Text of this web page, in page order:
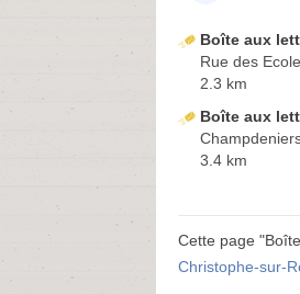
Boîte aux
Rue des
2.3 km
Boîte aux
3.4 km
Cette page
Christophe-sur-